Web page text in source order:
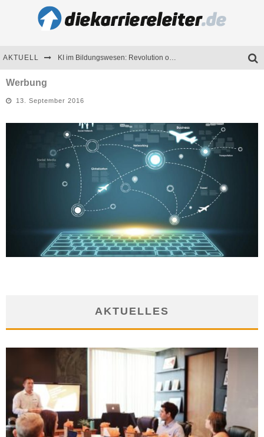
AKTUELL KI im Bildungswesen: Revolution oder Risiko für Schulen und Universitäten?
Mitarbeitenden-Schulungen erfolgreich planen – Ratgeber für Unternehmen
Werbung
13. September 2016
AKTUELLES